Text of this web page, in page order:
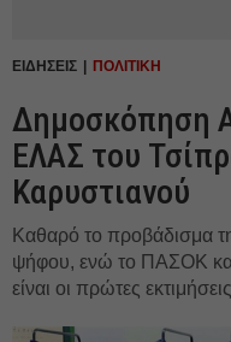
ΕΙΔΗΣΕΙΣ ΠΟΛΙΤΙΚΗ
Δημοσκόπηση
ΕΛΑΣ του
Καρυστιανού
Καθαρό το προβάδισμα
ψήφου, ενώ το ΠΑΣΟΚ
είναι οι πρώτες